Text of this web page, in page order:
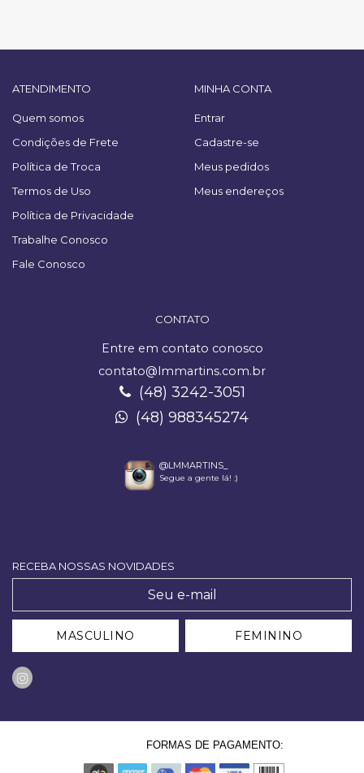
ATENDIMENTO
Quem somos
Condições de Frete
Política de Troca
Termos de Uso
Política de Privacidade
Trabalhe Conosco
Fale Conosco
MINHA CONTA
Entrar
Cadastre-se
Meus pedidos
Meus endereços
CONTATO
Entre em contato conosco
contato@lmmartins.com.br
(48) 3242-3051
(48) 988345274
@LMMARTINS_
Segue a gente lá! :)
RECEBA NOSSAS NOVIDADES
MASCULINO FEMININO
FORMAS DE PAGAMENTO: